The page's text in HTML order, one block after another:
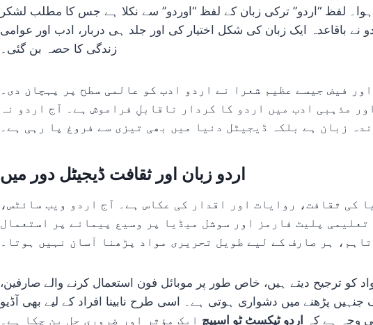
لفظ “اردو” ترکی زبان کے لفظ “اوردو” سے نکلا ہے جس کا مطلب لشکر
نے باقاعدہ ایک زبان کی شکل اختیار کی اور جلد ہی دربار، ادب اور عوامی
زندگی کا حصہ بن گئی۔
فیض جیسے عظیم شعرا نے اردو ادب کو عالمی سطح پر پہچان دی۔
مذہبی ادب میں اردو کا کردار ناقابلِ فراموش ہے۔ آج اردو نہ
زبان ہے بلکہ ڈیجیٹل دنیا میں بھی تیزی سے فروغ پا رہی ہے۔
اردو زبان اور ثقافت ڈیجیٹل دور میں
کی ثقافت، روایات اور اقدار کی عکاس ہے۔ آج اردو ویب سائٹس،
تعلیمی پلیٹ فارمز اور سوشل میڈیا پر وسیع پیمانے پر استعمال
ہر صارف کے لیے طویل تحریری مواد پڑھنا آسان نہیں ہوتا۔
کو ترجیح دیتے ہیں، خاص طور پر موبائل فون استعمال کرنے والے صارفین،
جنہیں پڑھنے میں دشواری ہوتی ہے۔ اسی طرح نابینا افراد کے لیے بھی آڈیو
وجہ ہے کہ اردو ٹیکسٹ ٹو اسپیچ ایک مؤثر اور ضروری حل بن چکا ہے۔